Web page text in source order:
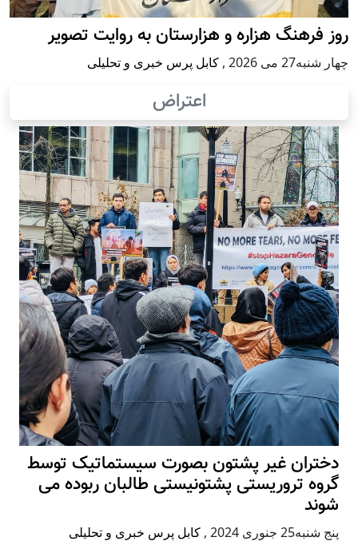
روز فرهنگ هزاره و هزارستان به روایت تصویر
چهار شنبه27 می 2026 , کابل پرس خبری و تحلیلی
اعتراض
دختران غیر پشتون بصورت سیستماتیک توسط
گروه تروریستی پشتونیستی طالبان ربوده می
شوند
پنج شنبه25 جنوری 2024 , کابل پرس خبری و تحلیلی